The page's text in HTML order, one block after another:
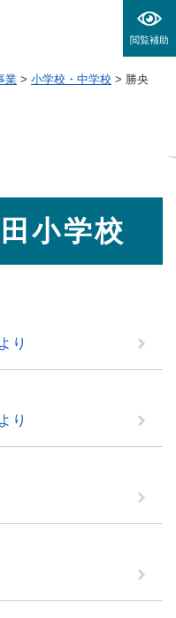
閲覧補助
業 > 小学校・中学校 > 勝央
小学校
り
り